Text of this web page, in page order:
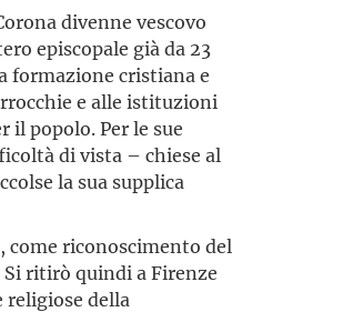
divenne vescovo
episcopale già da 23
formazione cristiana e
e alle istituzioni
il popolo. Per le sue
di vista – chiese al
la sua supplica
come riconoscimento del
Si ritirò quindi a Firenze
religiose della